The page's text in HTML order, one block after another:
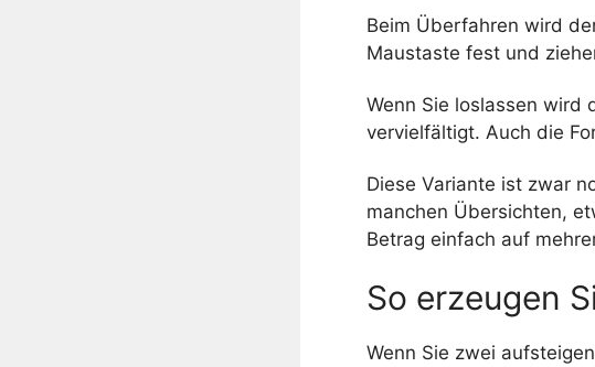
Beim Überfahren wird
Maustaste fest und
Wenn Sie loslassen wird
vervielfältigt. Auch die
Diese Variante ist zwar
manchen Übersichten,
Betrag einfach auf
So erzeugen
Wenn Sie zwei